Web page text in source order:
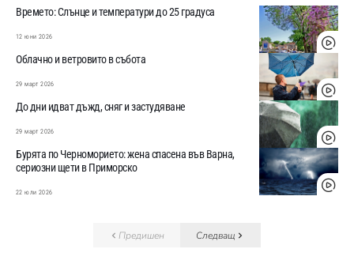
Времето: Слънце и температури до 25 градуса
12 юни 2026
Облачно и ветровито в събота
29 март 2026
До дни идват дъжд, сняг и застудяване
29 март 2026
Бурята по Черноморието: жена спасена във Варна,
сериозни щети в Приморско
22 юли 2026
Предишен Следващ